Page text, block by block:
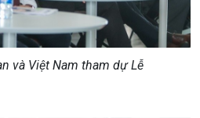
và Việt Nam tham dự Lễ